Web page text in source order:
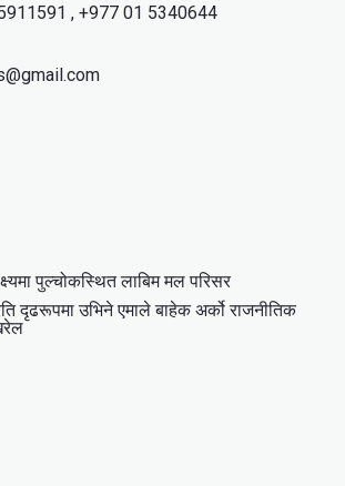
, +977 01 5340644
पुल्चोकस्थित लाबिम मल परिसर
दृढरूपमा उभिने एमाले बाहेक अर्को राजनीतिक